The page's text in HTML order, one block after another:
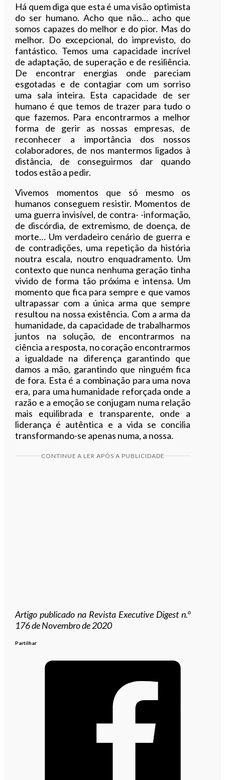
Há quem diga que esta é uma visão optimista
do ser humano. Acho que não… acho que
somos capazes do melhor e do pior. Mas do
melhor. Do excepcional, do imprevisto, do
fantástico. Temos uma capacidade incrível
de adaptação, de superação e de resiliência.
De encontrar energias onde pareciam
esgotadas e de contagiar com um sorriso
uma sala inteira. Esta capacidade de ser
humano é que temos de trazer para tudo o
que fazemos. Para encontrarmos a melhor
forma de gerir as nossas empresas, de
reconhecer a importância dos nossos
colaboradores, de nos mantermos ligados à
distância, de conseguirmos dar quando
todos estão a pedir.
Vivemos momentos que só mesmo os
humanos conseguem resistir. Momentos de
uma guerra invisível, de contra- -informação,
de discórdia, de extremismo, de doença, de
morte… Um verdadeiro cenário de guerra e
de contradições, uma repetição da história
noutra escala, noutro enquadramento. Um
contexto que nunca nenhuma geração tinha
vivido de forma tão próxima e intensa. Um
momento que fica para sempre e que vamos
ultrapassar com a única arma que sempre
resultou na nossa existência. Com a arma da
humanidade, da capacidade de trabalharmos
juntos na solução, de encontrarmos na
ciência a resposta, no coração encontrarmos
a igualdade na diferença garantindo que
damos a mão, garantindo que ninguém fica
de fora. Esta é a combinação para uma nova
era, para uma humanidade reforçada onde a
razão e a emoção se conjugam numa relação
mais equilibrada e transparente, onde a
liderança é autêntica e a vida se concilia
transformando-se apenas numa, a nossa.
CONTINUE A LER APÓS A PUBLICIDADE
Artigo publicado na Revista Executive Digest n.º
176 de Novembrode 2020
Partilhar